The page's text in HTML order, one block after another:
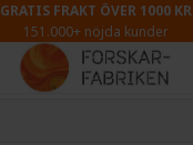
GRATIS FRAKT ÖVER 1000 KR
151.000+ nöjda kunder